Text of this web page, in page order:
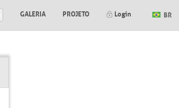
GALERIA PROJETO Login BR